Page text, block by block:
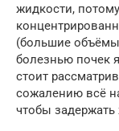
жидкости,
(большие
болезнью почек
стоит
сожалению всё
чтобы